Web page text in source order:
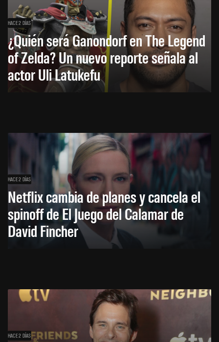
HACE 2 DÍAS
¿Quién será Ganondorf en The Legend
of Zelda? Un nuevo reporte señala al
actor Uli Latukefu
HACE 2 DÍAS
Netflix cambia de planes y cancela el
spinoff de El Juego del Calamar de
David Fincher
HACE 2 DÍAS